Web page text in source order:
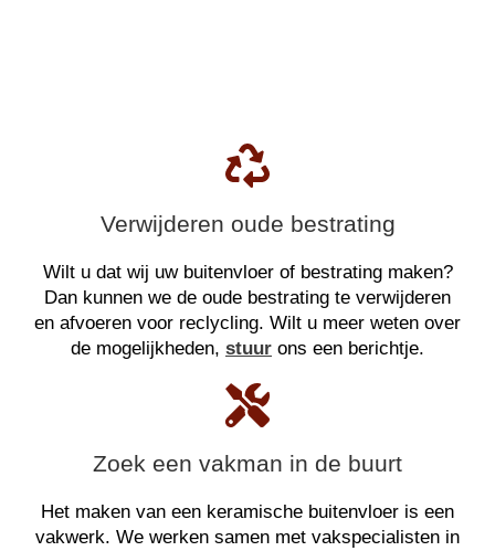
Zoek een vakman in de buurt
Het maken van een keramische buitenvloer is een
vakwerk. We werken samen met vakspecialisten in
Verwijderen oude bestrating
Wilt u dat wij uw buitenvloer of bestrating maken?
Dan kunnen we de oude bestrating te verwijderen
en afvoeren voor reclycling. Wilt u meer weten over
de mogelijkheden, stuur ons een berichtje.